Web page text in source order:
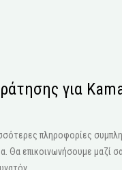
για
πληροφορίες
Θα επικοινωνήσουμε μαζί